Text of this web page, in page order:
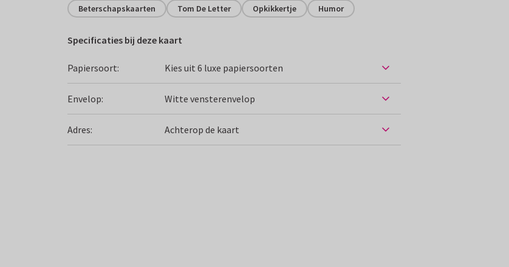
Beterschapskaarten Tom De Letter Opkikkertje Humor
Specificaties bij deze kaart
Papiersoort: Kies uit 6 luxe papiersoorten
Envelop: Witte vensterenvelop
Adres: Achterop de kaart